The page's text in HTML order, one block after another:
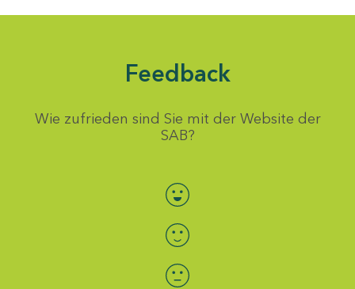
Feedback
Wie zufrieden sind Sie mit der Website der
SAB?
Bewertung auswählen